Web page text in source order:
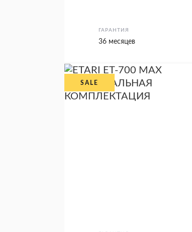
ГАРАНТИЯ
36 месяцев